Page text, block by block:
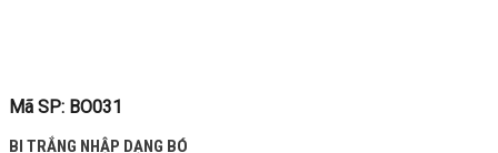
Mã SP: BO031
BI TRẮNG NHẬP DẠNG BÓ